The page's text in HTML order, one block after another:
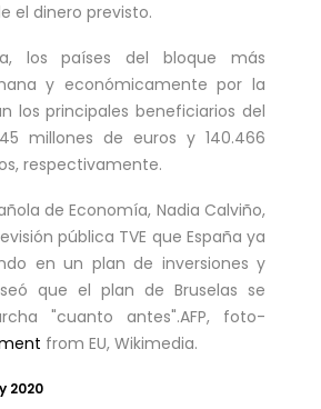
el dinero previsto.
los países del bloque más
y económicamente por la
los principales beneficiarios del
millones de euros y 140.466
respectivamente.
de Economía, Nadia Calviño,
pública TVE que España ya
en un plan de inversiones y
que el plan de Bruselas se
"cuanto antes".AFP, foto-
from EU, Wikimedia.
2020